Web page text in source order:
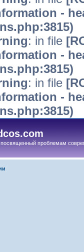
-
: in file
-
: in file
-
проблемам